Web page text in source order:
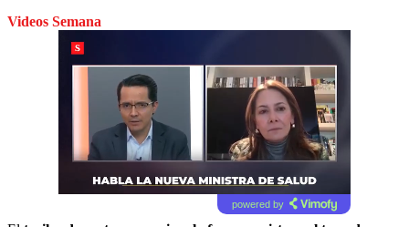
Videos Semana
powered by